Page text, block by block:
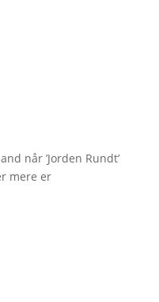
når ’Jorden Rundt’
mere er